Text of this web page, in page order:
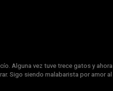
Alguna vez tuve trece gatos y ahora
Sigo siendo malabarista por amor al